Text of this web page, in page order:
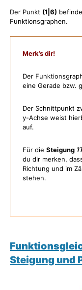
Der Punkt (1|6)
Funktionsgraphen.
Merk’s dir!
Der
eine Gerade bzw.
Der Schnittpunkt
y-Achse weist
auf.
Für die Steigung
du dir merken,
Richtung und im
stehen.
Steigung und